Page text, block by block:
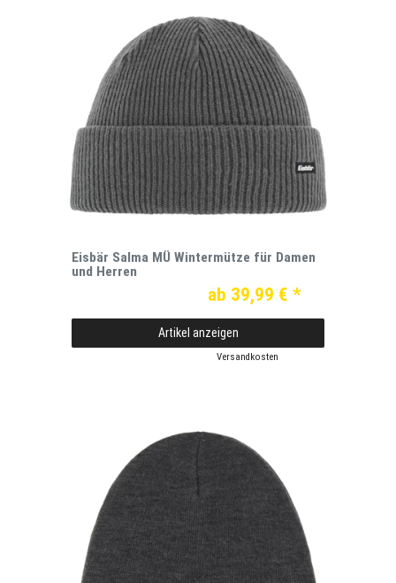
Eisbär Salma MÜ Wintermütze für Damen
und Herren
ab 39,99 € *
Artikel anzeigen
Versandkosten